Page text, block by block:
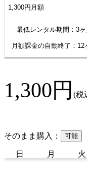
1,300円 月額
最低レンタル期間：3ヶ
月額課金の自動終了： 12
1,300円 (税
そのまま購入： 可能
日 月 火